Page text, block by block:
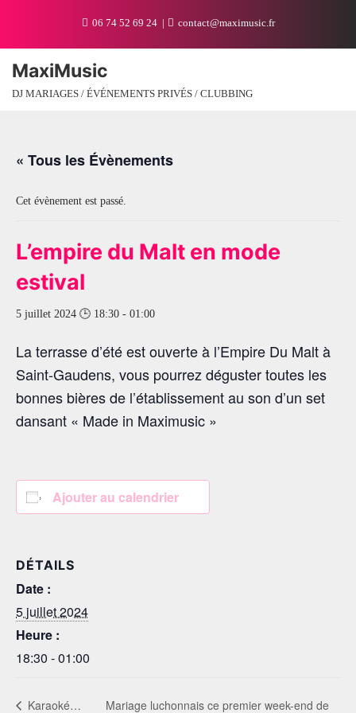
content
06 74 52 69 24 contact@maximusic.fr
MaxiMusic
DJ MARIAGES / ÉVÉNEMENTS PRIVÉS / CLUBBING
« Tous les Évènements
Cet évènement est passé.
L’empire du Malt en mode
estival
5 juillet 2024 🕒 18:30 - 01:00
La terrasse d’été est ouverte à l’Empire Du Malt à
Saint-Gaudens, vous pourrez déguster toutes les
bonnes bières de l’établissement au son d’un set
dansant « Made in Maximusic »
Ajouter au calendrier
DÉTAILS
Date :
5 juillet 2024
Heure :
18:30 - 01:00
Karaoké… Mariage luchonnais ce premier week-end de